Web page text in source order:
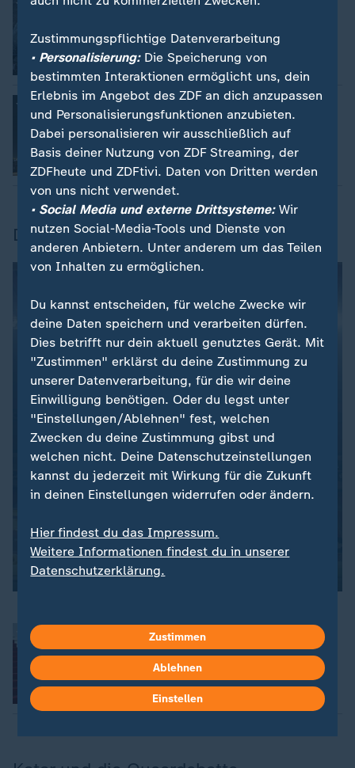
:
Drohnen-Expertise
mit Video 0:25
Eskalation im Nahen Osten
:
Angriffe im Golf dauern trotz Irans
Entschuldigung an
mit Video 2:14
Dokumentation
Geheimsache Katar
: Was verändert die WM?
54:57
Zustimmungspflichtige Datenverarbeitung
• Personalisierung:Die Speicherung von
bestimmten Interaktionen ermöglicht uns, dein
Erlebnis im Angebot des ZDF an dich anzupassen
und Personalisierungsfunktionen anzubieten.
Dabei personalisieren wir ausschließlich auf
Basis deiner Nutzung von ZDF Streaming, der
ZDFheute und ZDFtivi. Daten von Dritten werden
von uns nicht verwendet.
• Social Media und externe Drittsysteme:Wir
nutzen Social-Media-Tools und Dienste von
anderen Anbietern. Unter anderem um das Teilen
von Inhalten zu ermöglichen.
Du kannst entscheiden, für welche Zwecke wir
deine Daten speichern und verarbeiten dürfen.
Dies betrifft nur dein aktuell genutztes Gerät. Mit
"Zustimmen" erklärst du deine Zustimmung zu
unserer Datenverarbeitung, für die wir deine
Einwilligung benötigen. Oder du legst unter
"Einstellungen/Ablehnen" fest, welchen
Zwecken du deine Zustimmung gibst und
welchen nicht. Deine Datenschutzeinstellungen
kannst du jederzeit mit Wirkung für die Zukunft
in deinen Einstellungen widerrufen oder ändern.
Hier findest du das Impressum.
Weitere Informationen findest du in unserer
Datenschutzerklärung.
Zustimmen
Ablehnen
Einstellen